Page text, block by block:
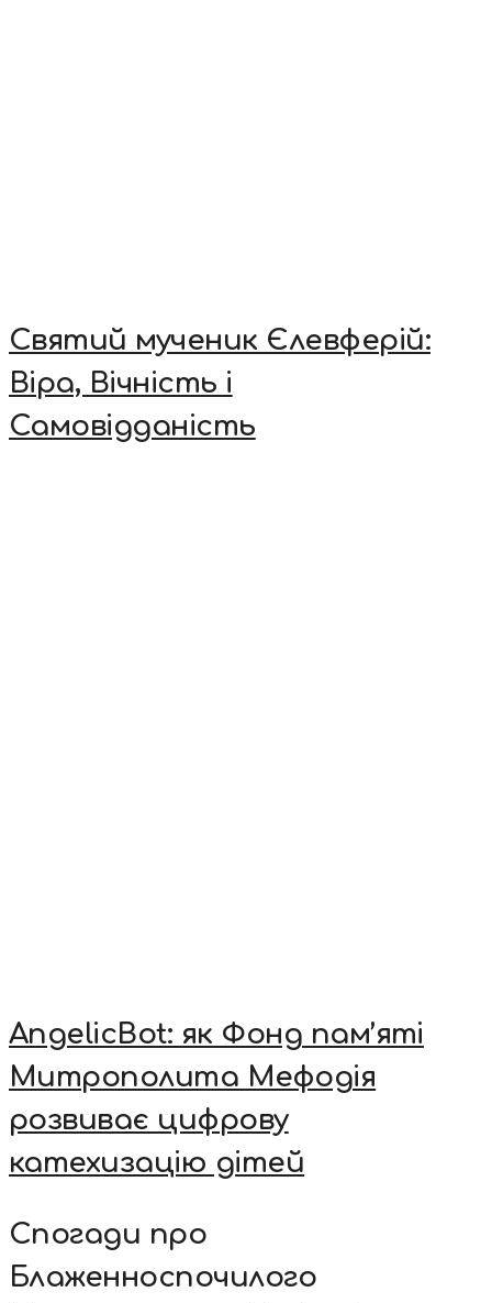
Святий мученик Єлевферій:
Віра, Вічність і
Самовідданість
AngelicBot: як Фонд пам’яті
Митрополита Мефодія
розвиває цифрову
катехизацію дітей
Спогади про
Блаженноспочилого